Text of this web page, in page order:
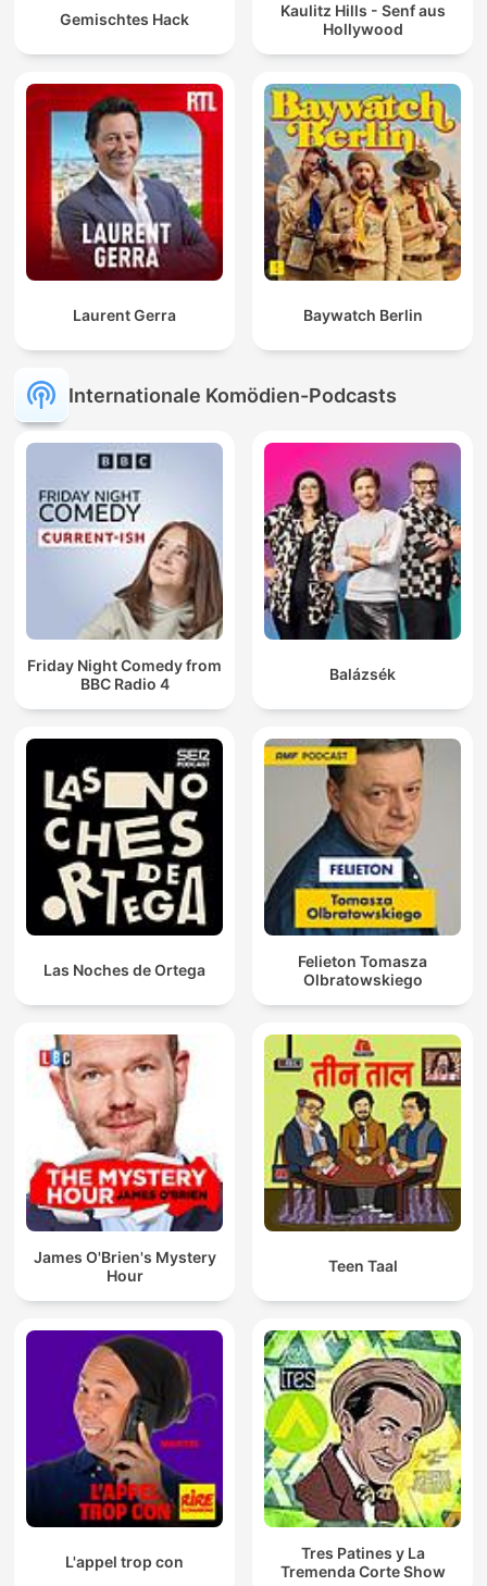
Gemischtes Hack
Kaulitz Hills - Senf aus
Hollywood
Laurent Gerra Baywatch Berlin
Internationale Komödien-Podcasts
Friday Night Comedy from
BBC Radio 4
Balázsék
Las Noches de Ortega
Felieton Tomasza
Olbratowskiego
James O'Brien's Mystery
Hour
Teen Taal
L'appel trop con
Tres Patines y La
Tremenda Corte Show